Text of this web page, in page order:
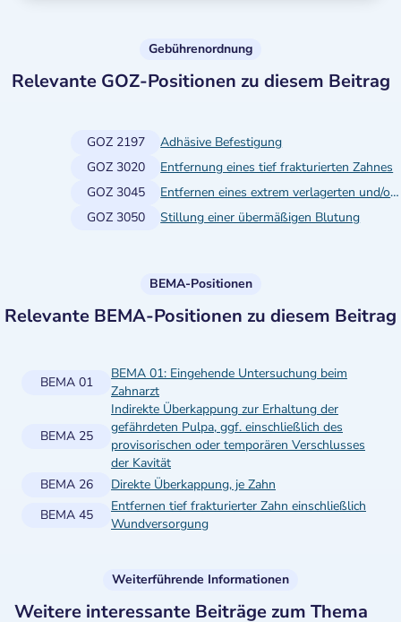
Gebührenordnung
Relevante GOZ-Positionen zu diesem Beitrag
GOZ 2197
Adhäsive Befestigung
GOZ 3020
Entfernung eines tief frakturierten Zahnes
GOZ 3045
Entfernen eines extrem verlagerten und/oder eines extrem retinierten Zahnes
GOZ 3050
Stillung einer übermäßigen Blutung
BEMA-Positionen
Relevante BEMA-Positionen zu diesem Beitrag
BEMA 01
BEMA 01: Eingehende Untersuchung beim
Zahnarzt
BEMA 25
Indirekte Überkappung zur Erhaltung der
gefährdeten Pulpa, ggf. einschließlich des
provisorischen oder temporären Verschlusses
der Kavität
BEMA 26
Direkte Überkappung, je Zahn
BEMA 45
Entfernen tief frakturierter Zahn einschließlich
Wundversorgung
Weiterführende Informationen
Weitere interessante Beiträge zum Thema